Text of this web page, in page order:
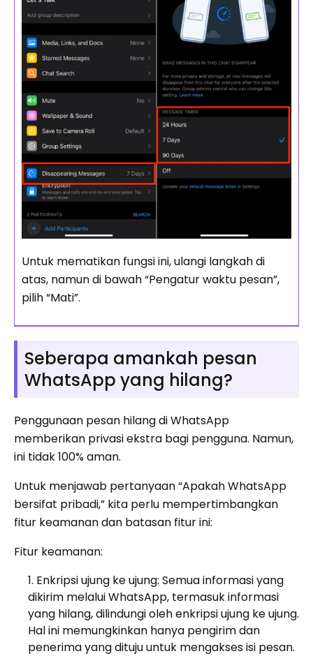
Untuk mematikan fungsi ini, ulangi langkah di
atas, namun di bawah “Pengatur waktu pesan”,
pilih “Mati”.
Seberapa amankah pesan
WhatsApp yang hilang?
Penggunaan pesan hilang di WhatsApp
memberikan privasi ekstra bagi pengguna. Namun,
ini tidak 100% aman.
Untuk menjawab pertanyaan “Apakah WhatsApp
bersifat pribadi,” kita perlu mempertimbangkan
fitur keamanan dan batasan fitur ini:
Fitur keamanan:
Enkripsi ujung ke ujung: Semua informasi yang
dikirim melalui WhatsApp, termasuk informasi
yang hilang, dilindungi oleh enkripsi ujung ke ujung.
Hal ini memungkinkan hanya pengirim dan
penerima yang dituju untuk mengakses isi pesan.